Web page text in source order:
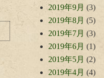
2019年9月 (3)
2019年8月 (5)
2019年7月 (3)
2019年6月 (1)
2019年5月 (2)
2019年4月 (4)